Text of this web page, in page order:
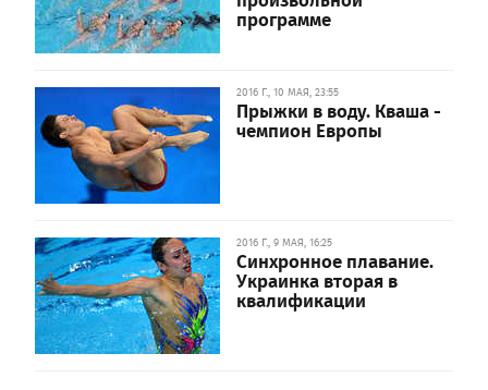
программе
2016 Г., 10 МАЯ, 23:55
Прыжки в воду. Кваша -
чемпион Европы
2016 Г., 9 МАЯ, 16:25
Синхронное плавание.
Украинка вторая в
квалификации